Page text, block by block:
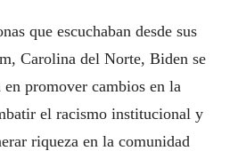
que escuchaban desde sus
Carolina del Norte, Biden se
promover cambios en la
el racismo institucional y
riqueza en la comunidad